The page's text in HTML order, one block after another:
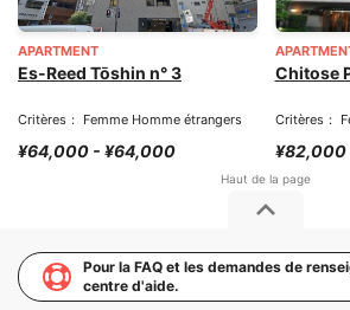
APARTMENT
Es-Reed Tōshin n° 3
Critères： Femme Homme étrangers
¥64,000 - ¥64,000
Chitose
Critères：
¥82,000
Pour la FAQ et les demandes de
centre d'aide.